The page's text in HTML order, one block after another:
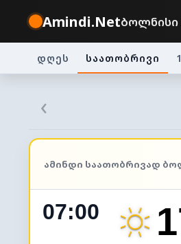
Amindi.Netბოლნისი
დღეს საათობრივი
‹
ᲐᲛᲘᲜᲓᲘ ᲡᲐᲐᲗᲝᲑᲠᲘᲕᲐᲓ
07:00